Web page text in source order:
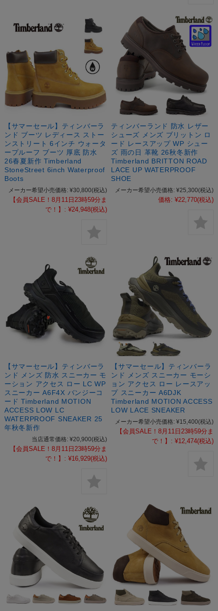
【サマーセール】ティンバーラ
ンド ブーツ レディース ストー
ンストリート 6インチ ウォータ
ープルーフ ブーツ 厚底 防水
26春夏新作 Timberland
StoneStreet 6inch Waterproof
Boots
メーカー希望小売価格: ¥30,800(税込)
【会員SALE！8月11日23時59分ま
で！】: ¥24,948(税込)
ティンバーランド 防水 レザー
シューズ メンズ ブリットン ロ
ード レースアップ WP シュー
ズ 雨の日 革靴 26秋冬新作
Timberland BRITTON ROAD
LACE UP WATERPROOF
SHOE
メーカー希望小売価格: ¥25,300(税込)
価格: ¥22,770(税込)
【サマーセール】ティンバーラ
ンド メンズ 防水 スニーカー モ
ーション アクセス ロー LC WP
スニーカー A6F4X バンジーコ
ード Timberland MOTION
ACCESS LOW LC
WATERPROOF SNEAKER 25
年秋冬新作
当店通常価格: ¥20,900(税込)
【会員SALE！8月11日23時59分ま
で！】: ¥16,929(税込)
【サマーセール】ティンバーラ
ンド メンズ スニーカー モーシ
ョン アクセス ロー レースアッ
プ スニーカー A6DJK
Timberland MOTION ACCESS
LOW LACE SNEAKER
メーカー希望小売価格: ¥15,400(税込)
【会員SALE！8月11日23時59分ま
で！】: ¥12,474(税込)